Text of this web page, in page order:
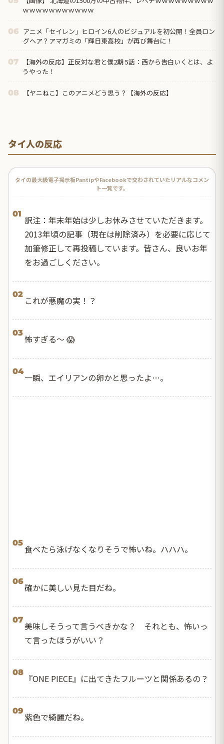
ｗｗｗｗｗｗｗｗｗｗｗ
06 アニメ「セイレン」ヒロイン6人のビジュアルを初公開！全員ロン
グヘア？アマガミの「輝日東高校」が再び舞台に！
07
【海外の反応】正反対な君と僕2期 5話：西から告白いくとは、よ
うやった！
08 【ヤニねこ】このアニメどう思う？【海外の反応】
タイ人の反応
タイの最大級電子掲示板PantipやFacebookで交わされていたリアルなコメン
ト一覧です。
01
訳注：年末年始は少しお休みさせていただきます。
2013年頃の記事（現在は削除済み）を必要に応じて
加筆修正して再投稿しています。皆さん、良いお年
をお過ごしください。
02
これが悪魔の実！？
03
怖すぎる～ 😱
04
一瞬、エイリアンの卵かと思ったよ…。
05
食べたら泳げなくなりそうで怖いね。ハハハ。
06
確かに美しい見た目だね。
07
美味しそうって言うべきかな？ それとも、怖いっ
て言ったほうがいい？
08
『ONE PIECE』に出てきたフルーツと関係あるの？
09
紫色で綺麗だね。